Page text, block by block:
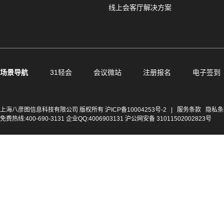
线上会客厅解决方案
场景导航 31轻会 会议微站 注册报名 电子签到
上海八彦图信息科技有限公司 版权所有 沪ICP备10004253号-2 服务条款
隐私
免费热线:400-690-3131 企业QQ:4006903131 沪公网安备 31011502002823号